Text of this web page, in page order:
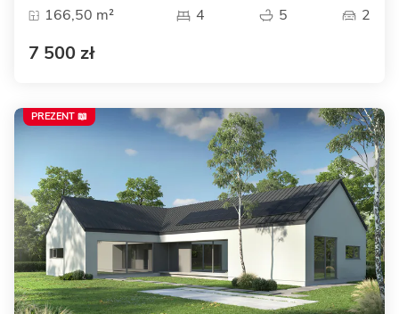
166,50 m²
4 5 2
7 500 zł
PREZENT 📖